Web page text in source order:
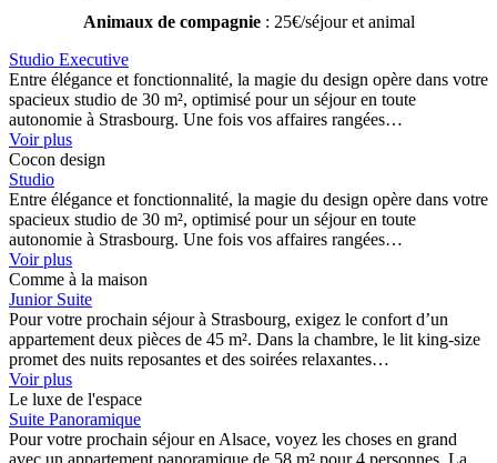
Animaux de compagnie: 25€/séjour et animal
Studio Executive
Entre élégance et fonctionnalité, la magie du design opère dans votre
spacieux studio de 30 m², optimisé pour un séjour en toute
autonomie à Strasbourg. Une fois vos affaires rangées…
Voir plus
Cocon design
Studio
Entre élégance et fonctionnalité, la magie du design opère dans votre
spacieux studio de 30 m², optimisé pour un séjour en toute
autonomie à Strasbourg. Une fois vos affaires rangées…
Voir plus
Comme à la maison
Junior Suite
Pour votre prochain séjour à Strasbourg, exigez le confort d’un
appartement deux pièces de 45 m². Dans la chambre, le lit king-size
promet des nuits reposantes et des soirées relaxantes…
Voir plus
Le luxe de l'espace
Suite Panoramique
Pour votre prochain séjour en Alsace, voyez les choses en grand
avec un appartement panoramique de 58 m² pour 4 personnes. La